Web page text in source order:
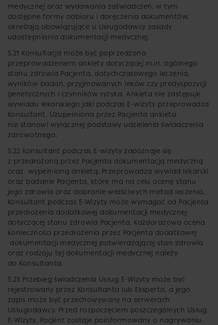
medycznej oraz wydawania zaświadczeń, w tym
dostępne formy odbioru i doręczenia dokumentów,
określają obowiązujące u Usługodawcy zasady
udostępniania dokumentacji medycznej.
5.21 Konsultacja może być poprzedzona
przeprowadzeniem ankiety dotyczącej m.in. ogólnego
stanu zdrowia Pacjenta, dotychczasowego leczenia,
wyników badań, przyjmowanych leków czy predyspozycji
genetycznych i czynników ryzyka. Ankieta nie zastępuje
wywiadu lekarskiego jaki podczas E-wizyty przeprowadza
Konsultant. Uzupełniona przez Pacjenta ankieta
nie stanowi wyłącznej podstawy udzielenia świadczenia
zdrowotnego.
5.22 Konsultant podczas E-wizyty zapoznaje się
z przedłożoną przez Pacjenta dokumentacją medyczną
oraz wypełnioną ankietą. Przeprowadza wywiad lekarski
oraz badanie Pacjenta, które ma na celu ocenę stanu
jego zdrowia oraz dobranie właściwych metod leczenia.
Konsultant podczas E-Wizyty może wymagać od Pacjenta
przedłożenia dodatkowej dokumentacji medycznej
dotyczącej stanu zdrowia Pacjenta. Każdorazowo ocena
konieczności przedłożenia przez Pacjenta dodatkowej
dokumentacji medycznej potwierdzającej stan zdrowia
oraz rodzaju tej dokumentacji medycznej należy
do Konsultanta.
5.23 Przebieg świadczenia Usług E-Wizyty może być
rejestrowany przez Konsultanta lub Eksperta, a jego
zapis może być przechowywany na serwerach
Usługodawcy. Przed rozpoczęciem poszczególnych Usług
E-Wizyty, Pacjent zostaje poinformowany o nagrywaniu.